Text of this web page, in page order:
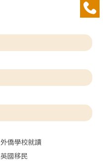
外僑學校就讀
英國移民